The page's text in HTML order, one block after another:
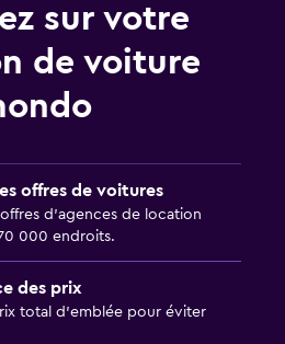
sur votre
de voiture
offres de voitures
d’agences de location
000 endroits.
des prix
total d’emblée pour éviter